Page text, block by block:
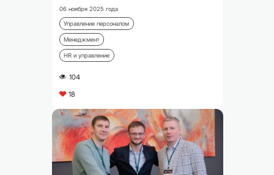
06 ноября 2025 года
Управление персоналом
Менеджмент
HR и управление
A 104
C 18